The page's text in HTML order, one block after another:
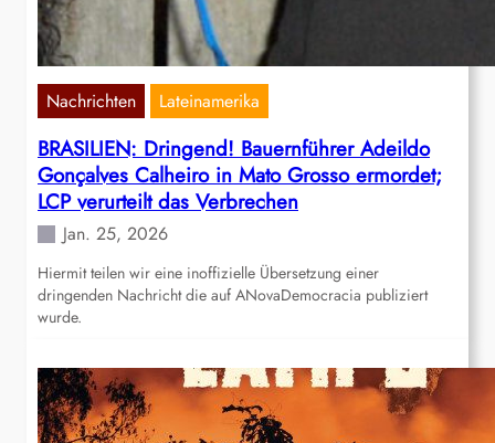
Nachrichten Lateinamerika
BRASILIEN: Dringend! Bauernführer Adeildo
Gonçalves Calheiro in Mato Grosso ermordet;
LCP verurteilt das Verbrechen
Jan. 25, 2026
Hiermit teilen wir eine inoffizielle Übersetzung einer
dringenden Nachricht die auf ANovaDemocracia publiziert
wurde.